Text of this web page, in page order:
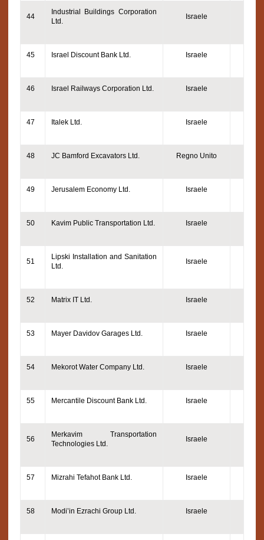
44
Industrial Buildings Corporation
Ltd.
Israele
45 Israel Discount Bank Ltd. Israele
46 Israel Railways Corporation Ltd. Israele
47 Italek Ltd. Israele
48 JC Bamford Excavators Ltd. Regno Unito
49 Jerusalem Economy Ltd. Israele
50 Kavim Public Transportation Ltd. Israele
51
Lipski Installation and Sanitation
Ltd.
Israele
52 Matrix IT Ltd. Israele
53 Mayer Davidov Garages Ltd. Israele
54 Mekorot Water Company Ltd. Israele
55 Mercantile Discount Bank Ltd. Israele
56
Merkavim Transportation
Technologies Ltd.
Israele
57 Mizrahi Tefahot Bank Ltd. Israele
58 Modi’in Ezrachi Group Ltd. Israele